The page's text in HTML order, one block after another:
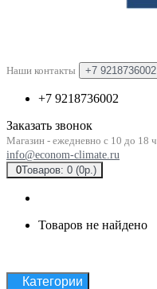
Наши контакты +7 9218736002
+7 9218736002
Заказать звонок
Магазин - ежедневно с 10 до 18
info@econom-climate.ru
0Товаров: 0 (0р.)
Товаров не найдено
Категории